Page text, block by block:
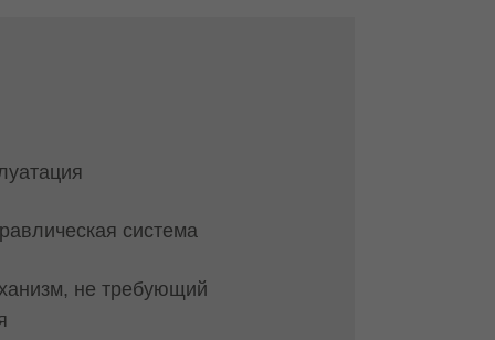
система
не требующий